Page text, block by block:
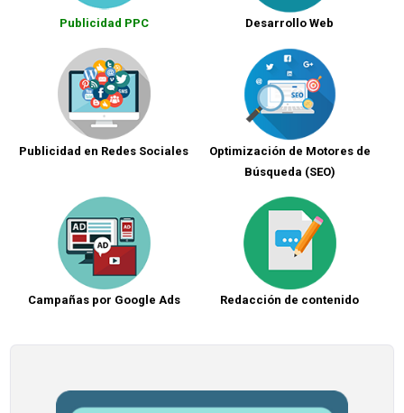
Publicidad PPC Desarrollo Web
Publicidad en Redes Sociales
Optimización de Motores de
Búsqueda (SEO)
Campañas por Google Ads Redacción de contenido